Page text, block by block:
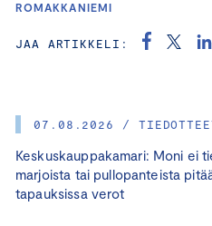
07.08.2026 /
Keskuskauppakamari: Moni ei
marjoista tai pullopanteista
tapauksissa verot
ROMAKKANIEMI
JAA ARTIKKELI: